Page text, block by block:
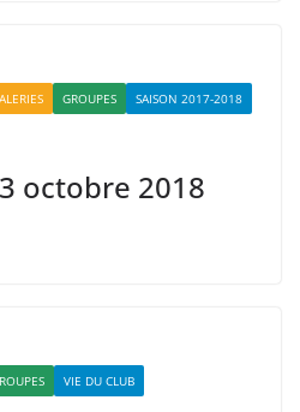
GROUPES SAISON 2017-2018
octobre 2018
VIE DU CLUB